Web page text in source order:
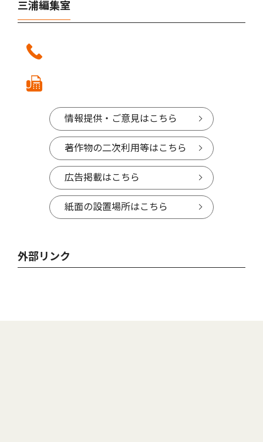
三浦編集室
情報提供・ご意見はこちら
著作物の二次利用等はこちら
広告掲載はこちら
紙面の設置場所はこちら
外部リンク